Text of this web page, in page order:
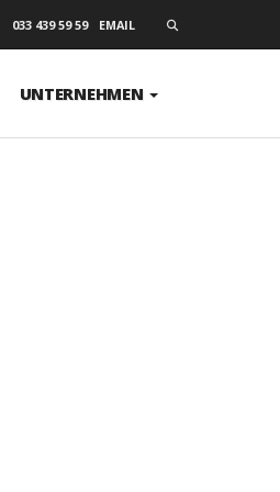
033 439 59 59 EMAIL SEARCH
UNTERNEHMEN